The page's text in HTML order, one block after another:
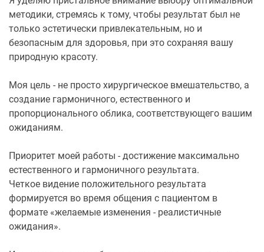
методики, стремясь к тому, чтобы результат был не
только эстетически привлекательным, но и
безопасным для здоровья, при это сохраняя вашу
природную красоту.
Моя цель - не просто хирургическое вмешательство, а
создание гармоничного, естественного и
пропорционального облика, соответствующего вашим
ожиданиям.
Приоритет моей работы - достижение максимально
естественного и гармоничного результата.
Четкое видение положительного результата
формируется во время общения с пациентом в
формате «желаемые изменения - реалистичные
ожидания».